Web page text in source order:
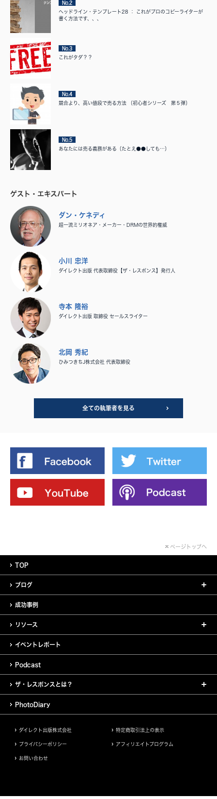
No.2
ヘッドライン・テンプレート28 ： これがプロのコピーライターが
書く方法です、、、
No.3
これがタダ？？
No.4
競合より、高い値段で売る方法 （初心者シリーズ 第５弾）
No.5
あなたには売る義務がある（たとえ●●しても…）
ゲスト・エキスパート
ダン・ケネディ
超一流ミリオネア・メーカー・DRMの世界的権威
小川 忠洋
ダイレクト出版 代表取締役【ザ・レスポンス】発行人
寺本 隆裕
ダイレクト出版 取締役 セールスライター
北岡 秀紀
ひみつきちJ株式会社 代表取締役
全ての執筆者を見る
ページトップへ
TOP
ブログ
成功事例
リソース
イベントレポート
Podcast
ザ・レスポンスとは？
PhotoDiary
ダイレクト出版株式会社 特定商取引法上の表示
プライバシーポリシー アフィリエイトプログラム
お問い合わせ